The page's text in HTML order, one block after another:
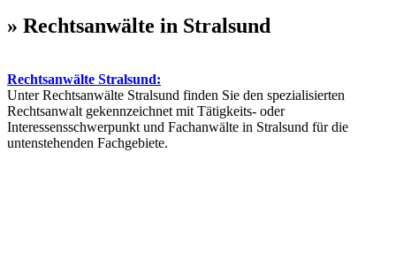
» Rechtsanwälte in Stralsund
Rechtsanwälte Stralsund:
Unter Rechtsanwälte Stralsund finden Sie den spezialisierten
Rechtsanwalt gekennzeichnet mit Tätigkeits- oder
Interessensschwerpunkt und Fachanwälte in Stralsund für die
untenstehenden Fachgebiete.